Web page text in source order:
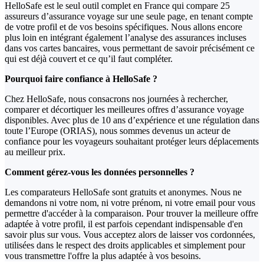
HelloSafe est le seul outil complet en France qui compare 25
assureurs d’assurance voyage sur une seule page, en tenant compte
de votre profil et de vos besoins spécifiques. Nous allons encore
plus loin en intégrant également l’analyse des assurances incluses
dans vos cartes bancaires, vous permettant de savoir précisément ce
qui est déjà couvert et ce qu’il faut compléter.
Pourquoi faire confiance à HelloSafe ?
Chez HelloSafe, nous consacrons nos journées à rechercher,
comparer et décortiquer les meilleures offres d’assurance voyage
disponibles. Avec plus de 10 ans d’expérience et une régulation dans
toute l’Europe (ORIAS), nous sommes devenus un acteur de
confiance pour les voyageurs souhaitant protéger leurs déplacements
au meilleur prix.
Comment gérez-vous les données personnelles ?
Les comparateurs HelloSafe sont gratuits et anonymes. Nous ne
demandons ni votre nom, ni votre prénom, ni votre email pour vous
permettre d'accéder à la comparaison. Pour trouver la meilleure offre
adaptée à votre profil, il est parfois cependant indispensable d'en
savoir plus sur vous. Vous acceptez alors de laisser vos cordonnées,
utilisées dans le respect des droits applicables et simplement pour
vous transmettre l'offre la plus adaptée à vos besoins.